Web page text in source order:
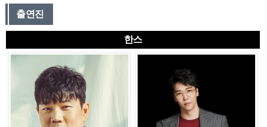
출연진
한스